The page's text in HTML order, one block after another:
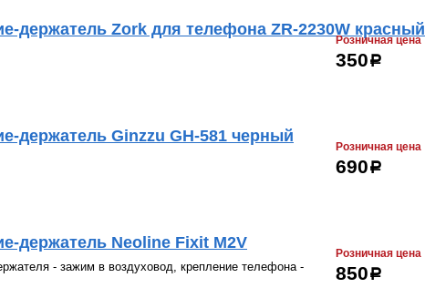
держатель Zork для телефона ZR-2230W красный
Розничная цена
350р
держатель Ginzzu GH-581 черный
Розничная цена
690р
держатель Neoline Fixit M2V
- зажим в воздуховод, крепление телефона -
Розничная цена
850р